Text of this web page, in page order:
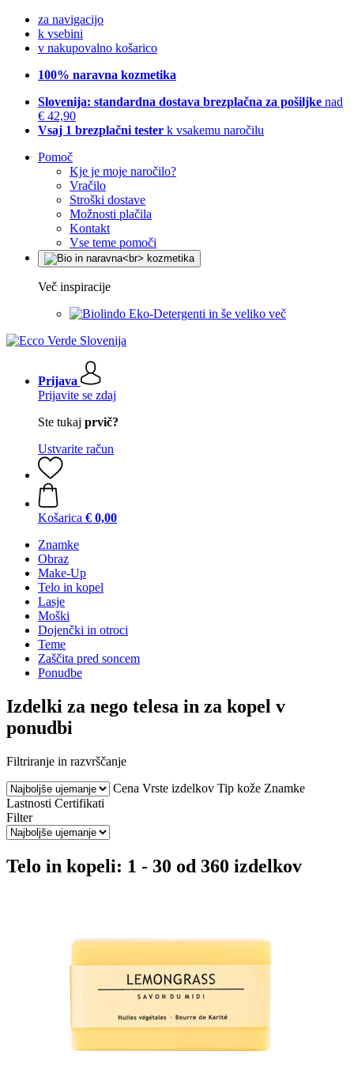
za navigacijo
k vsebini
v nakupovalno košarico
100% naravna kozmetika
Slovenija: standardna dostava brezplačna za pošiljke nad
€ 42,90
Vsaj 1 brezplačni tester k vsakemu naročilu
Pomoč
Kje je moje naročilo?
Vračilo
Stroški dostave
Možnosti plačila
Kontakt
Vse teme pomoči
Več inspiracije
Eko-Detergenti in še veliko več
Prijava
Prijavite se zdaj
Ste tukaj prvič?
Ustvarite račun
Košarica € 0,00
Znamke
Obraz
Make-Up
Telo in kopel
Lasje
Moški
Dojenčki in otroci
Teme
Zaščita pred soncem
Ponudbe
Izdelki za nego telesa in za kopel v
ponudbi
Filtriranje in razvrščanje
Cena Vrste izdelkov Tip kože Znamke
Lastnosti Certifikati
Filter
Telo in kopeli: 1 - 30 od 360 izdelkov